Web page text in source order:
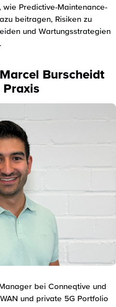
Predictive-Maintenance-
beitragen, Risiken zu
und Wartungsstrategien
Burscheidt
Praxis
bei Conneqtive und
und private 5G Portfolio